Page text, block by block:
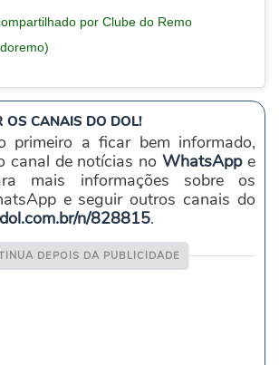
por Clube do Remo
OS CANAIS DO DOL!
primeiro a ficar bem informado,
canal de notícias noWhatsAppe
mais informações sobre os
e seguir outros canais do
dol.com.br/n/828815.